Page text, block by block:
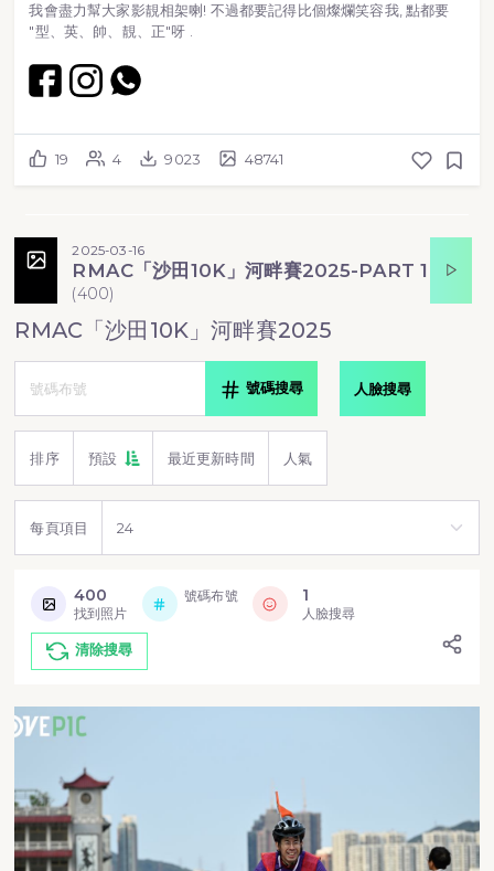
我會盡力幫大家影靚相架喇! 不過都要記得比個燦爛笑容我, 點都要
"型、英、帥、靚、正"呀 .
19 4 9023 48741
2025-03-16
RMAC「沙田10K」河畔賽2025-PART 1
(400)
RMAC「沙田10K」河畔賽2025
號碼搜尋 人臉搜尋
排序 預設 最近更新時間 人氣
每頁項目
400
找到照片
號碼布號 1
人臉搜尋
清除搜尋